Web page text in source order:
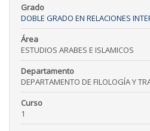
Grado
DOBLE GRADO EN RELACIONES
Área
ESTUDIOS ARABES E ISLAMICOS
Departamento
DEPARTAMENTO DE FILOLOGÍA Y
Curso
1